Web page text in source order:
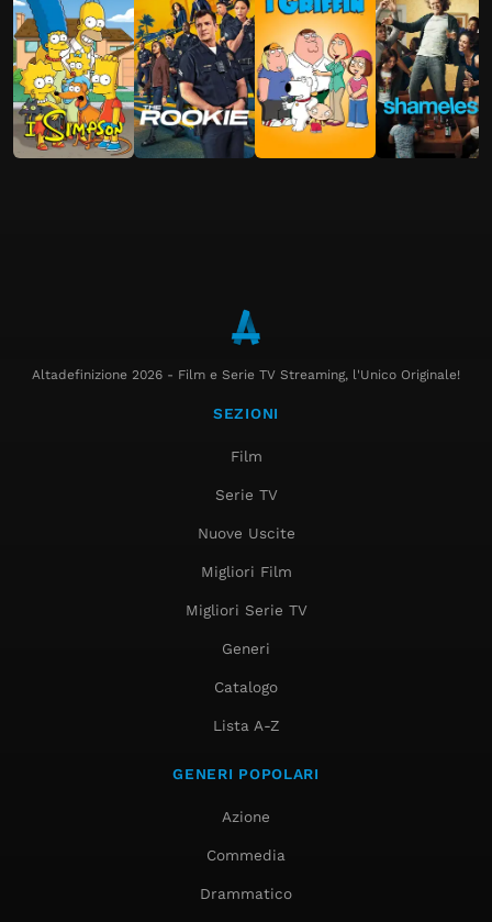
Altadefinizione 2026 - Film e Serie TV Streaming, l'Unico Originale!
SEZIONI
Film
Serie TV
Nuove Uscite
Migliori Film
Migliori Serie TV
Generi
Catalogo
Lista A-Z
GENERI POPOLARI
Azione
Commedia
Drammatico